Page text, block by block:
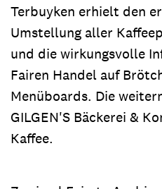
Terbuyken erhielt den
Umstellung aller
und die wirkungsvolle
Fairen Handel auf
Menüboards. Die
GILGEN'S Bäckerei &
Kaffee.